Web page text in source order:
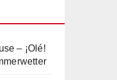
– ¡Olé!